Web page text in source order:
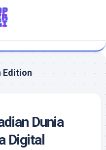
Edition
Dunia
Digital